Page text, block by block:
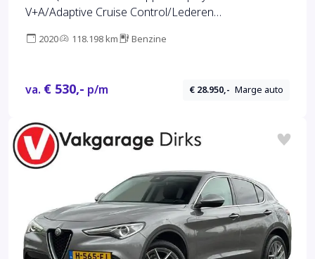
V+A/Adaptive Cruise Control/Lederen
Control/Stoel&Stuurverwarming/Keyless/Trekhaak/(
2020 118.198 km Benzine
va. € 530,- p/m € 28.950,- Marge auto